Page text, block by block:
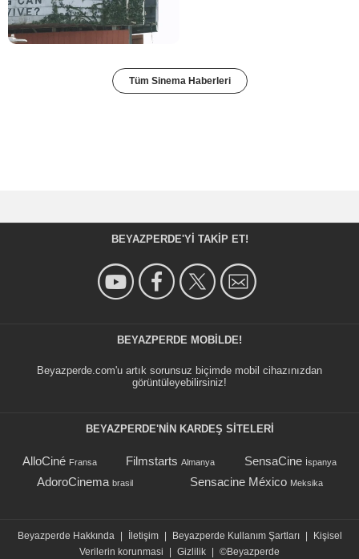
Tüm Sinema Haberleri
BEYAZPERDE'YI TAKIP ET!
BEYAZPERDE MOBILDE!
Beyazperde.com'u artık sorunsuz biçimde mobil cihazınızdan
görüntüleyebilirsiniz!
BEYAZPERDE'NIN KARDEŞ SİTELERİ
AlloCiné Fransa Filmstarts Almanya SensaCine İspanya
AdoroCinema brasil Sensacine México Meksika
Beyazperde Hakkında İletişim Beyazperde Kullanım Şartları
Kişisel
Verilerin korunmasi
Gizlilik ©Beyazperde